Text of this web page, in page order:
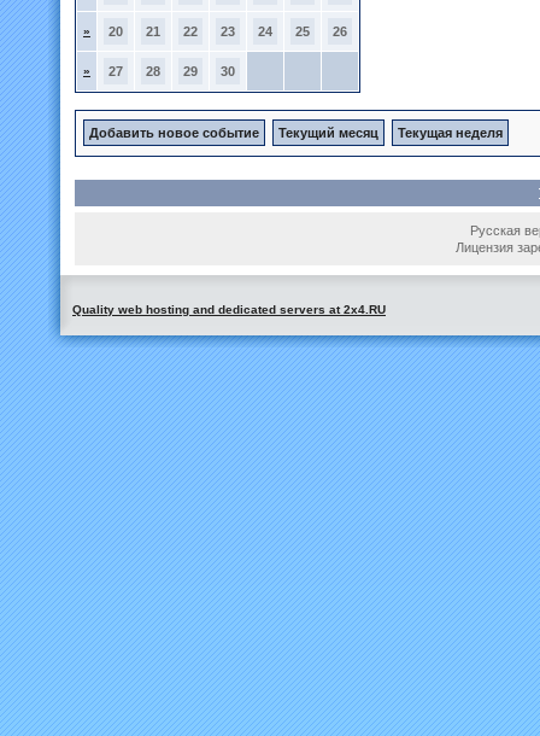
» 20 21 22 23 24 25 26
» 27 28 29 30
Добавить новое событие Текущий месяц Текущая неделя
Русская
Лицензия
Quality web hosting and dedicated servers at 2x4.RU